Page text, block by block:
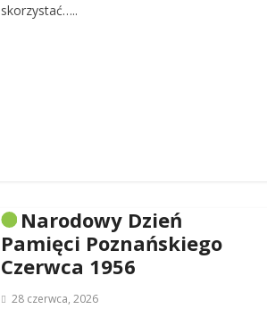
skorzystać…..
Narodowy Dzień
Pamięci Poznańskiego
Czerwca 1956
28 czerwca, 2026